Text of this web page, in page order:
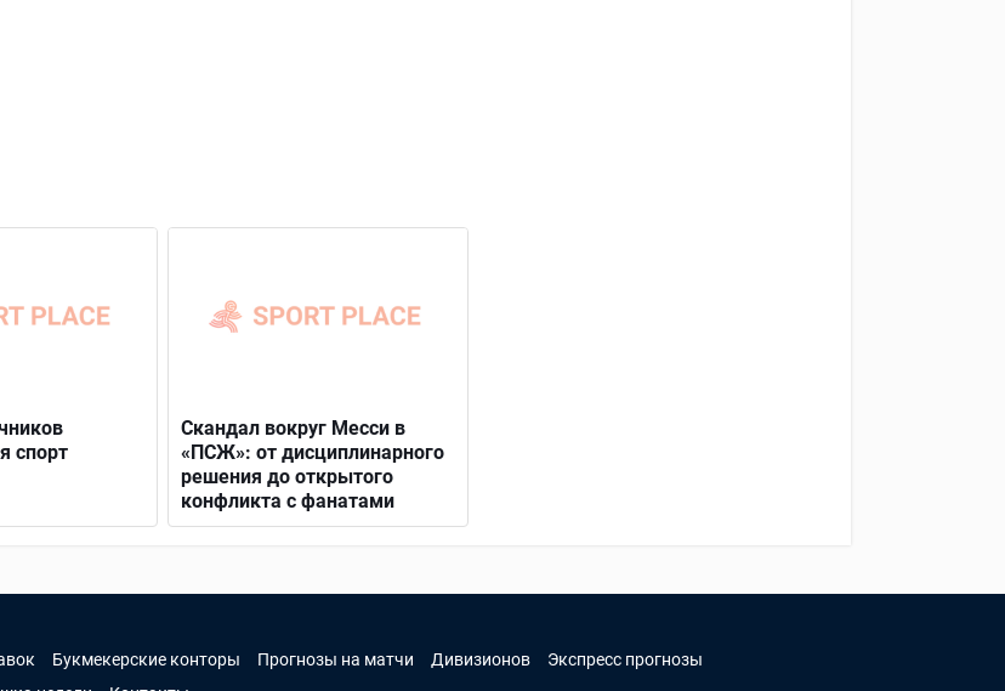
спорт
Скандал вокруг Месси в
«ПСЖ»: от дисциплинарного
решения до открытого
конфликта с фанатами
Букмекерские конторы Прогнозы на матчи Дивизионов
Экспресс прогнозы